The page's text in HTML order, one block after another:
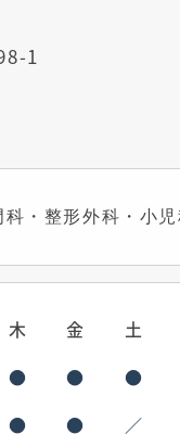
1
・整形外科・小児
木 金 土
● ● ●
● ● ／